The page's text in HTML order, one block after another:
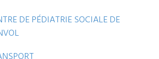
DE PÉDIATRIE SOCIALE DE